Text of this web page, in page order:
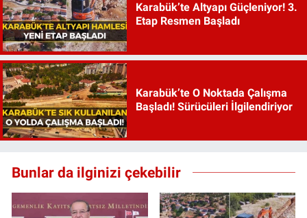
Karabük’te Altyapı Güçleniyor! 3.
Etap Resmen Başladı
Karabük’te O Noktada Çalışma
Başladı! Sürücüleri İlgilendiriyor
Bunlar da ilginizi çekebilir